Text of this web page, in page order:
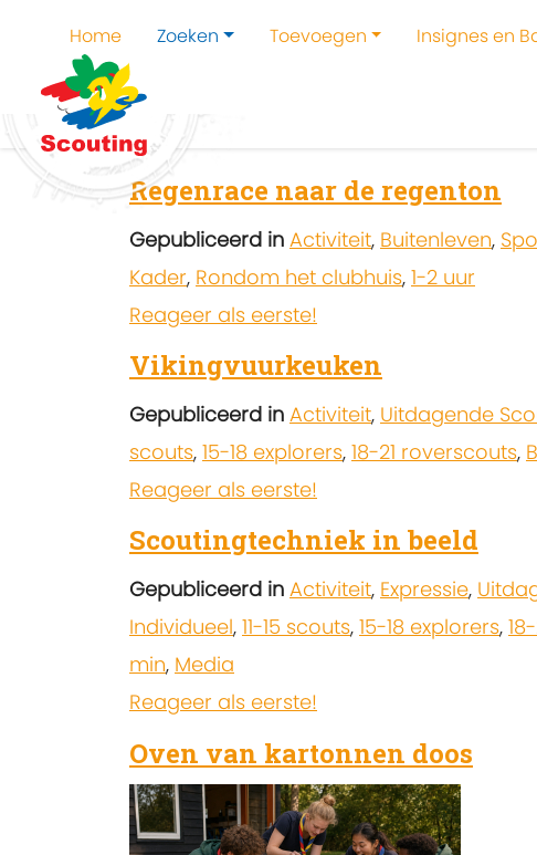
Home Zoeken Toevoegen Insignes en
Home
Regenrace naar de regenton
Gepubliceerd in Activiteit, Buitenleven,
Kader, Rondom het clubhuis, 1-2 uur
Reageer als eerste!
Vikingvuurkeuken
Gepubliceerd in Activiteit, Uitdagende
scouts, 15-18 explorers, 18-21 roverscouts,
Reageer als eerste!
Scoutingtechniek in beeld
Gepubliceerd in Activiteit, Expressie,
Individueel, 11-15 scouts, 15-18 explorers,
min, Media
Reageer als eerste!
Oven van kartonnen doos